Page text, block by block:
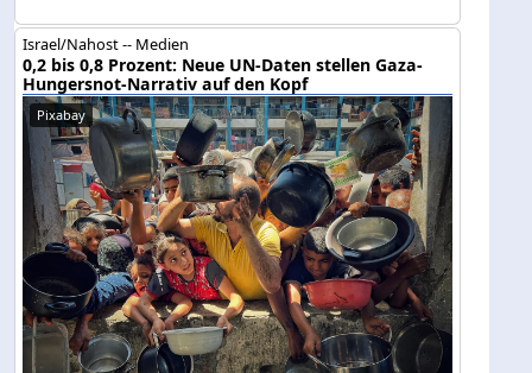
Israel/Nahost -- Medien
0,2 bis 0,8 Prozent: Neue UN-Daten stellen Gaza-
Hungersnot-Narrativ auf den Kopf
Pixabay